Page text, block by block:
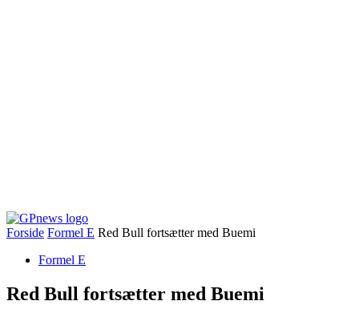
Forside Formel E Red Bull fortsætter med Buemi
Formel E
Red Bull fortsætter med Buemi